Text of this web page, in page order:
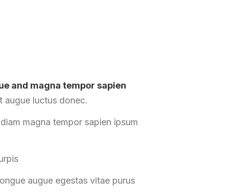
and magna tempor sapien
augue luctus donec.
magna tempor sapien ipsum
augue egestas vitae purus